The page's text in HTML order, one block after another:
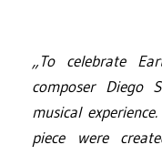
„To celebrate
composer Diego
musical
piece were